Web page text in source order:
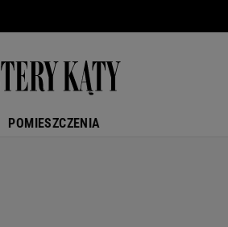
POMIESZCZENIA